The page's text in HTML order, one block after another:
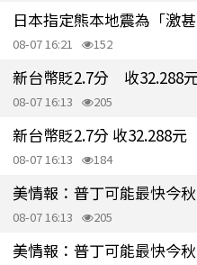
日本指定熊本地震為「激
08-07 16:21 152
新台幣貶2.7分 收32.288
08-07 16:13 205
新台幣貶2.7分 收32.288元
08-07 16:13 184
美情報：普丁可能最快今
08-07 16:13 205
美情報：普丁可能最快今